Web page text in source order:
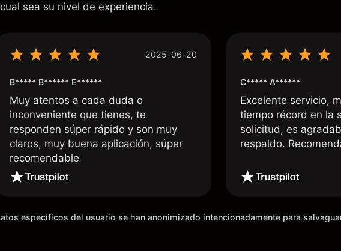
sea su nivel de experiencia.
2025-06-20
B***** B****** E******
Muy atentos a cada duda o
inconveniente que tienes, te
responden súper rápido y son muy
claros, muy buena aplicación, súper
recomendable
C***** A******
Excelente servicio,
tiempo récord en la
solicitud, es
respaldo.
específicos del usuario se han anonimizado intencionadamente para